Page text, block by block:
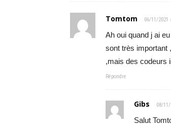
Tomtom 06/11/2021
Ah oui quand j ai
sont très important
,mais des codeurs
Répondre
Gibs 08/
Salut